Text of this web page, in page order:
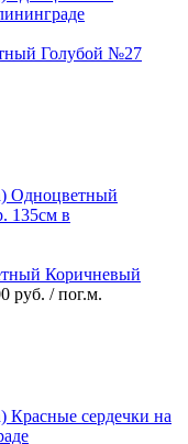
Голубой №27
Коричневый
руб. / пог.м.